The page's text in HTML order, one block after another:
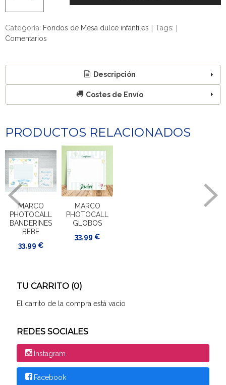
TU CARRITO (0)
El carrito de la compra está vacío
REDES SOCIALES
Instagram
Facebook
Categoría: Fondos de Mesa dulce infantiles | Tags: |
Comentarios
Descripción
Costes de Envío
PRODUCTOS RELACIONADOS
MARCO
PHOTOCALL
BANDERINES
BEBE
33,99 €
MARCO
PHOTOCALL
GLOBOS
33,99 €